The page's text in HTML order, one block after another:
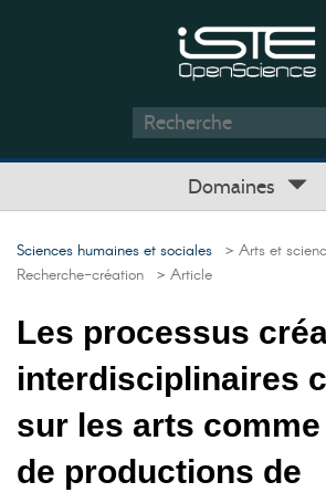
Domaines
Sciences humaines et sociales > Arts et
Recherche-création > Article
Les processus
interdisciplinaires
sur les arts
de productions de